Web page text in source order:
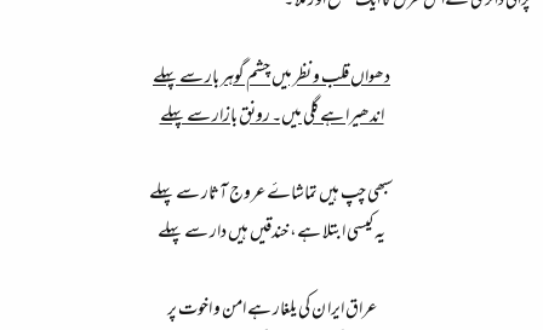
دھواں قلب و نظر میں چشم گوہر بار سے پہلے
اندھیرا ہے گلی میں۔ رونق بازار سے پہلے
سبھی چپ ہیں تماشاےٴ عروج آثار سے پہلے
یہ کیسی ابتلا ہے، خندقیں ہیں دار سے پہلے
عراق ایرا ن کی یلغار ہے امن و اخوت پر